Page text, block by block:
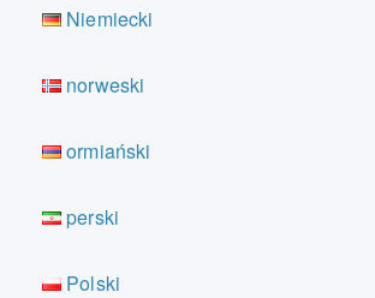
Niemiecki
norweski
ormiański
perski
Polski